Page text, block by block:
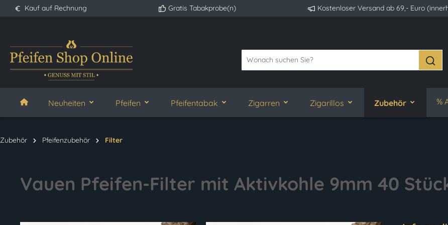
Zur Hauptnavigation springen
Kauf auf Rechnung Gratis Tabakprobe(n) Kostenloser Versand ab 69,- Euro
Neuheiten Pfeifen Pfeifentabak Zigarren Zigarillos Zubehör %
Zubehör Pfeifenzubehör Filter
Vauen Pfeifen-Filter mit Aktivkohle 9mm 40